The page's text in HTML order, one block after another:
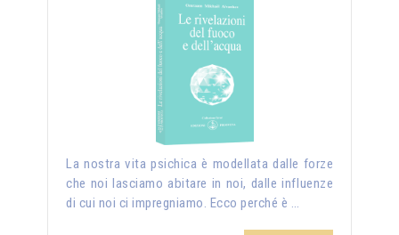
La nostra vita psichica è modellata dalle forze
che noi lasciamo abitare in noi, dalle influenze
di cui noi ci impregniamo. Ecco perché è …